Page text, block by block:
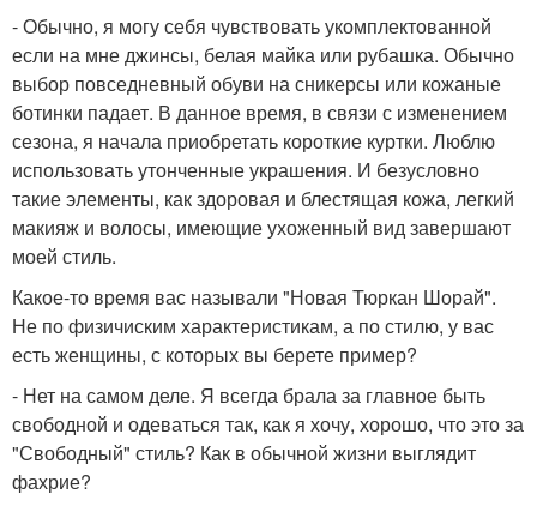
- Обычно, я могу себя чувствовать укомплектованной
если на мне джинсы, белая майка или рубашка. Обычно
выбор повседневный обуви на сникерсы или кожаные
ботинки падает. В данное время, в связи с изменением
сезона, я начала приобретать короткие куртки. Люблю
использовать утонченные украшения. И безусловно
такие элементы, как здоровая и блестящая кожа, легкий
макияж и волосы, имеющие ухоженный вид завершают
моей стиль.
Какое-то время вас называли "Новая Тюркан Шорай".
Не по физичиским характеристикам, а по стилю, у вас
есть женщины, с которых вы берете пример?
- Нет на самом деле. Я всегда брала за главное быть
свободной и одеваться так, как я хочу, хорошо, что это за
"Свободный" стиль? Как в обычной жизни выглядит
фахрие?